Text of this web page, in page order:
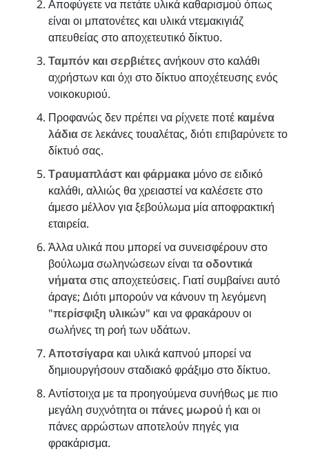
Αποφύγετε να πετάτε υλικά καθαρισμού όπως
είναι οι μπατονέτες και υλικά ντεμακιγιάζ
απευθείας στο αποχετευτικό δίκτυο.
Ταμπόν και σερβιέτεςανήκουν στο καλάθι
αχρήστων και όχι στο δίκτυο αποχέτευσης ενός
νοικοκυριού.
Προφανώς δεν πρέπει να ρίχνετε ποτέ καμένα
λάδιασε λεκάνες τουαλέτας, διότι επιβαρύνετε το
δίκτυό σας.
Τραυμαπλάστ και φάρμακα μόνο σε ειδικό
καλάθι, αλλιώς θα χρειαστεί να καλέσετε στο
άμεσο μέλλον για ξεβούλωμα μία αποφρακτική
εταιρεία.
Άλλα υλικά που μπορεί να συνεισφέρουν στο
βούλωμα σωληνώσεων είναι ταοδοντικά
νήματαστις αποχετεύσεις. Γιατί συμβαίνει αυτό
άραγε; Διότι μπορούν να κάνουν τη λεγόμενη
"περίσφιξη υλικών" και να φρακάρουν οι
σωλήνες τη ροή των υδάτων.
Αποτσίγαρα και υλικά καπνού μπορεί να
δημιουργήσουν σταδιακό φράξιμο στο δίκτυο.
Αντίστοιχα με τα προηγούμενα συνήθως με πιο
μεγάλη συχνότητα οι πάνες μωρού ή και οι
πάνες αρρώστων αποτελούν πηγές για
φρακάρισμα.